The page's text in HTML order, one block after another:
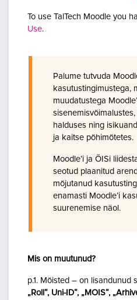
To use TalTech Moodle you
Use.
Palume tutvuda
kasutustingimustega,
muudatustega
halduses ning
ja kaitse põhimõtetes.
Moodle’i ja ÕISi
seotud plaanitud
mõjutanud
enamasti Moodle’i
suurenemise näol.
Mis on muutunud?
p.1. Mõisted – on lisandunud
„Roll“, Uni-ID“, „MOIS“,